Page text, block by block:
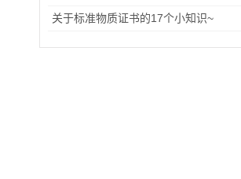
关于标准物质证书的17个小知识~